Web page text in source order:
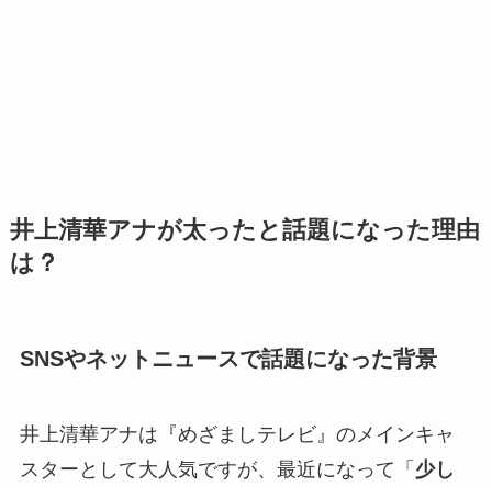
井上清華アナが太ったと話題になった理由
は？
SNSやネットニュースで話題になった背景
井上清華アナは『めざましテレビ』のメインキャ
スターとして大人気ですが、最近になって「 少し